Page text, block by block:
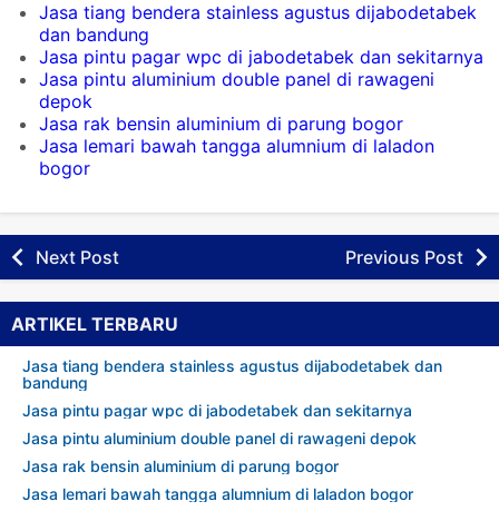
Jasa tiang bendera stainless agustus dijabodetabek
dan bandung
Jasa pintu pagar wpc di jabodetabek dan sekitarnya
Jasa pintu aluminium double panel di rawageni
depok
Jasa rak bensin aluminium di parung bogor
Jasa lemari bawah tangga alumnium di laladon
bogor
Next Post Previous Post
ARTIKEL TERBARU
Jasa tiang bendera stainless agustus dijabodetabek dan
bandung
Jasa pintu pagar wpc di jabodetabek dan sekitarnya
Jasa pintu aluminium double panel di rawageni depok
Jasa rak bensin aluminium di parung bogor
Jasa lemari bawah tangga alumnium di laladon bogor